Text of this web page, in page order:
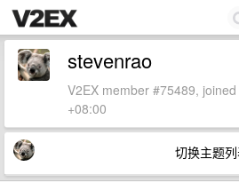
stevenrao
V2EX member #75489,
+08:00
切换主题